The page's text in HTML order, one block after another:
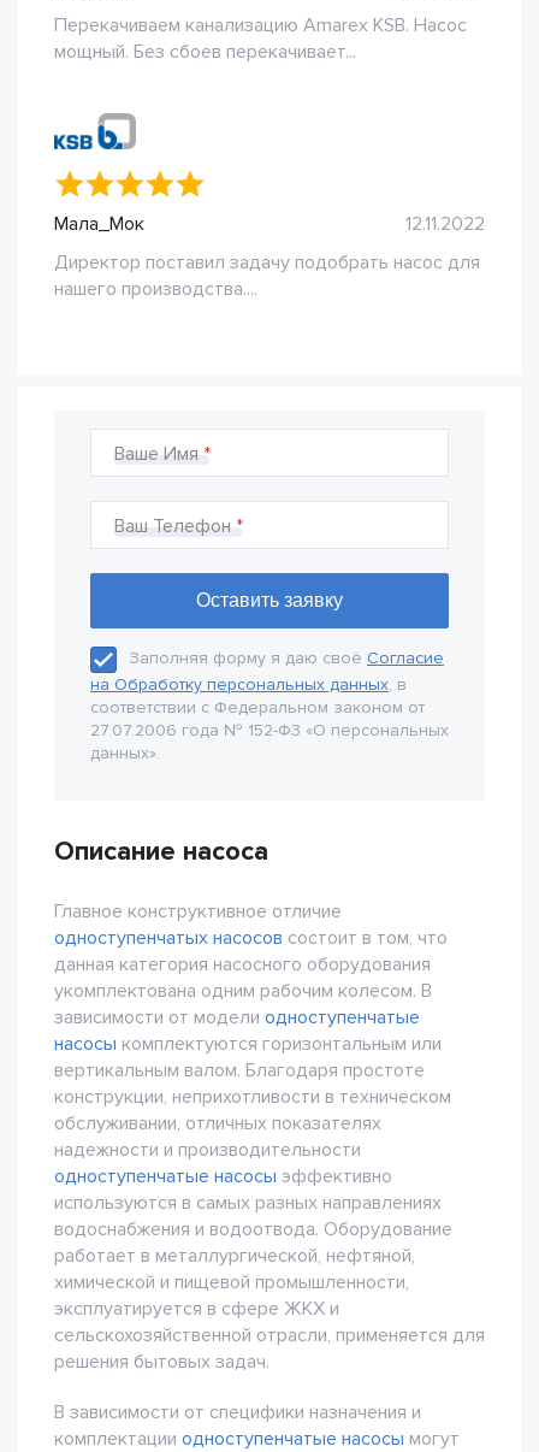
Перекачиваем канализацию Amarex KSB. Насос
мощный. Без сбоев перекачивает...
Мала_Мок
12.11.2022
Директор поставил задачу подобрать насос для
нашего производства....
Ваше Имя
Ваш Телефон
Заполняя форму я даю своё Согласие
на Обработку персональных данных, в
соответствии с Федеральном законом от
27.07.2006 года № 152-Ф3 «О персональных
данных».
Описание насоса
Главное конструктивное отличие
одноступенчатых насосов состоит в том, что
данная категория насосного оборудования
укомплектована одним рабочим колесом. В
зависимости от модели одноступенчатые
насосы комплектуются горизонтальным или
вертикальным валом. Благодаря простоте
конструкции, неприхотливости в техническом
обслуживании, отличных показателях
надежности и производительности
одноступенчатые насосы эффективно
используются в самых разных направлениях
водоснабжения и водоотвода. Оборудование
работает в металлургической, нефтяной,
химической и пищевой промышленности,
эксплуатируется в сфере ЖКХ и
сельскохозяйственной отрасли, применяется для
решения бытовых задач.
В зависимости от специфики назначения и
комплектации одноступенчатые насосы могут